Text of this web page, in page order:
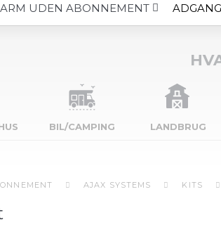
UDEN ABONNEMENT
BIL/CAMPING LANDBRUG
AJAX SYSTEMS KITS